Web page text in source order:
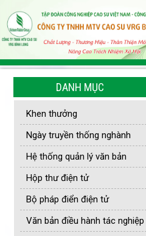
DANH MỤC
Khen thưởng
Ngày truyền thống nghành
Hệ thống quản lý văn bản
Hộp thư điện tử
Bộ pháp điển điện tử
Văn bản điều hành tác nghiệp